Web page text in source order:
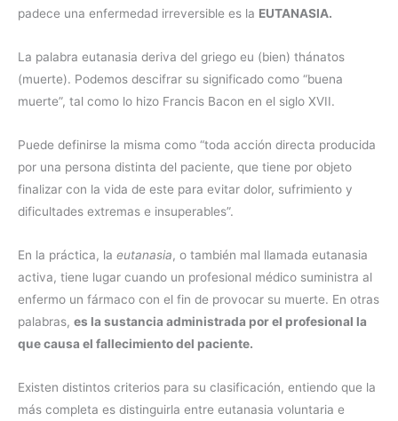
padece una enfermedad irreversible es la EUTANASIA.
La palabra eutanasia deriva del griego eu (bien) thánatos
(muerte). Podemos descifrar su significado como “buena
muerte”, tal como lo hizo Francis Bacon en el siglo XVII.
Puede definirse la misma como “toda acción directa producida
por una persona distinta del paciente, que tiene por objeto
finalizar con la vida de este para evitar dolor, sufrimiento y
dificultades extremas e insuperables”.
En la práctica, la eutanasia, o también mal llamada eutanasia
activa, tiene lugar cuando un profesional médico suministra al
enfermo un fármaco con el fin de provocar su muerte. En otras
palabras, es la sustancia administrada por el profesional la
que causa el fallecimiento del paciente.
Existen distintos criterios para su clasificación, entiendo que la
más completa es distinguirla entre eutanasia voluntaria e